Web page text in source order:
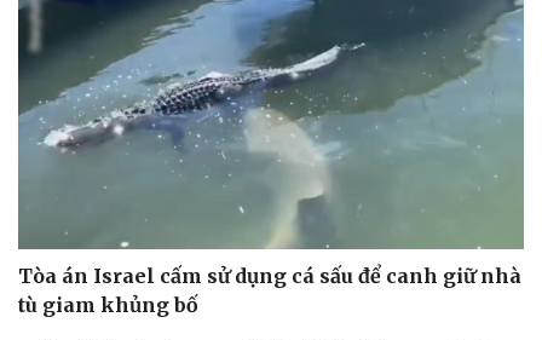
Tòa án Israel cấm sử dụng cá sấu để canh giữ nhà
tù giam khủng bố